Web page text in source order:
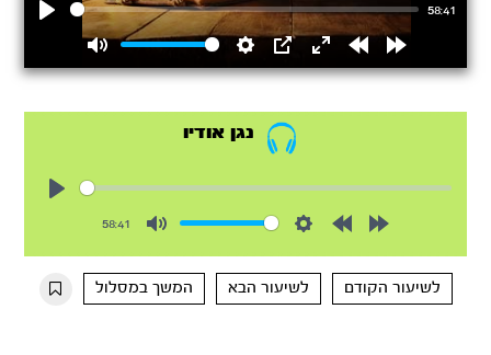
58:41
Mute Settings
PIP
EnterRewindForward
נגן אודיו
58:41
10s
10s
לשיעור הקודם
לשיעור הבא המשך במסלול